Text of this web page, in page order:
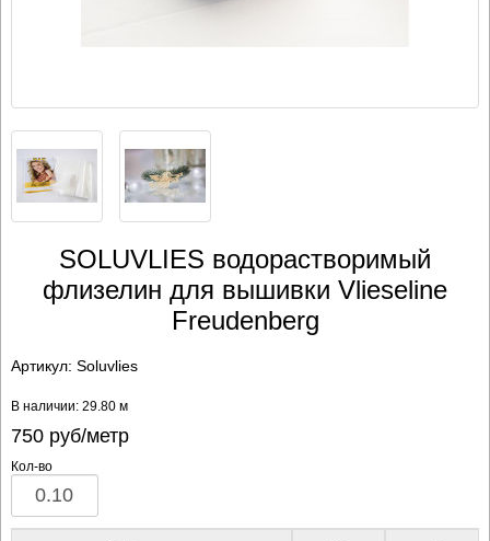
SOLUVLIES водорастворимый
флизелин для вышивки Vlieseline
Freudenberg
Артикул: Soluvlies
В наличии: 29.80 м
750руб/метр
Кол-во